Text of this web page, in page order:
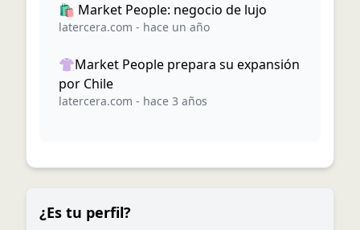
🛍️ Market People: negocio de lujo
latercera.com - hace un año
👚Market People prepara su expansión
por Chile
latercera.com - hace 3 años
¿Es tu perfil?